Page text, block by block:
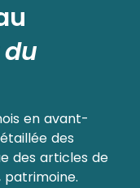
en avant-
des
des articles de